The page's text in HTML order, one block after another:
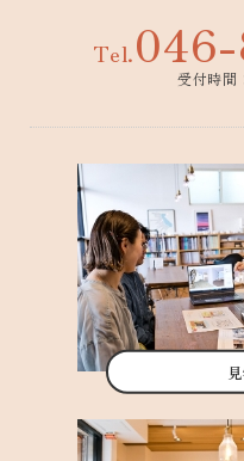
Tel.
受付時